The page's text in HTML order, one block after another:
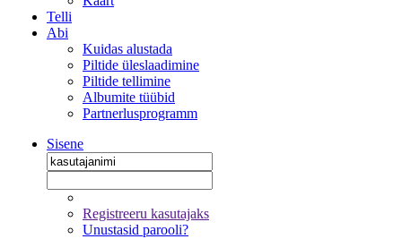
Telli
Abi
Kuidas alustada
Piltide üleslaadimine
Piltide tellimine
Albumite tüübid
Partnerlusprogramm
Sisene
Registreeru kasutajaks
Unustasid parooli?